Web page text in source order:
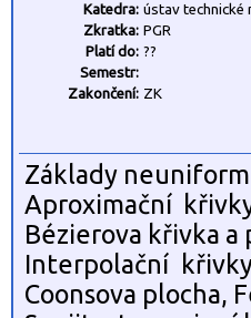
Katedra: ústav technické
Zkratka: PGR
Platí do: ??
Semestr:
Zakončení: ZK
Základy
Aproximační
Bézierova křivka a
Interpolační
Coonsova plocha,